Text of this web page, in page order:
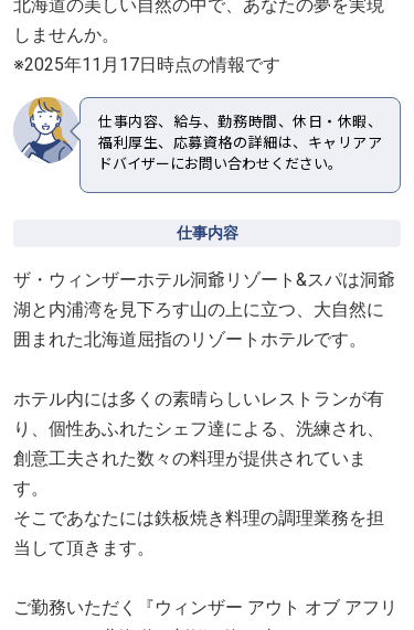
北海道の美しい自然の中で、あなたの夢を実現
しませんか。
※2025年11月17日時点の情報です
仕事内容、給与、勤務時間、休日・休暇、
福利厚生、応募資格の詳細は、キャリアア
ドバイザーにお問い合わせください。
仕事内容
ザ・ウィンザーホテル洞爺リゾート&スパは洞爺
湖と内浦湾を見下ろす山の上に立つ、大自然に
囲まれた北海道屈指のリゾートホテルです。
ホテル内には多くの素晴らしいレストランが有
り、個性あふれたシェフ達による、洗練され、
創意工夫された数々の料理が提供されていま
す。
そこであなたには鉄板焼き料理の調理業務を担
当して頂きます。
ご勤務いただく『ウィンザー アウト オブ アフリ